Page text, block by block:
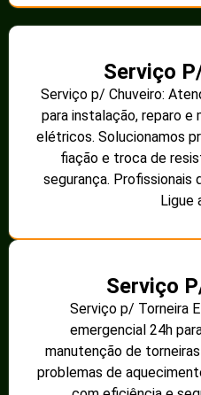
Serviço
Serviço p/ Chuveiro:
para instalação, reparo e
elétricos. Solucionamos
fiação e troca de
segurança. Profissionais
Ligue
Serviço
Serviço p/ Torneira
emergencial 24h
manutenção de
problemas de